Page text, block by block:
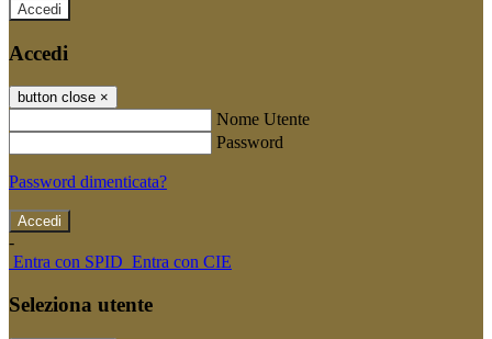
Accedi
Accedi
button close ×
Nome Utente
Password
Password dimenticata?
-
Entra con SPID Entra con CIE
Seleziona utente